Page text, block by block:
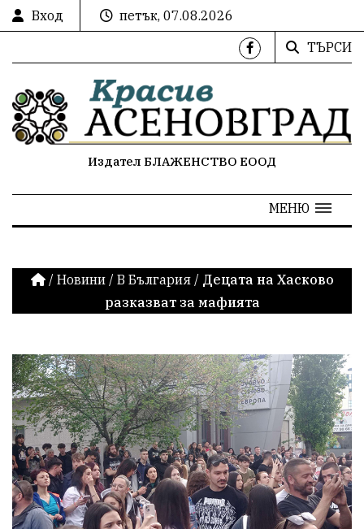
Вход
петък, 07.08.2026
ТЪРСИ
Издател БЛАЖЕНСТВО ЕООД
МЕНЮ
/ Новини / В България / Децата на Хасково
разказват за мафията